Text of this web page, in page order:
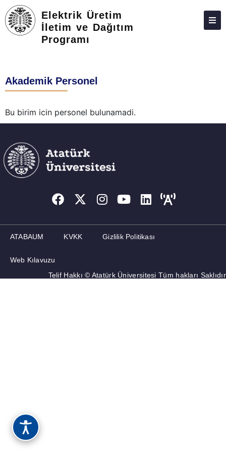
Elektrik Üretim
İletim ve Dağıtım
Programı
HAKKIMIZDA
LISANSÜSTÜ
TOPLUMA KATKI
ADAY ÖĞRENCILER
İLETIŞIM
Akademik Personel
Bu birim icin personel bulunamadi.
ATABAUM KVKK Gizlilik Politikası
Web Kılavuzu
Telif Hakkı © Atatürk Üniversitesi Tüm hakları Saklıdır